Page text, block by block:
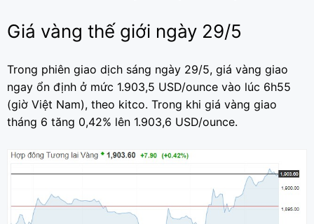
Giá vàng thế giới ngày 29/5
Trong phiên giao dịch sáng ngày 29/5, giá vàng giao
ngay ổn định ở mức 1.903,5 USD/ounce vào lúc 6h55
(giờ Việt Nam), theo kitco. Trong khi giá vàng giao
tháng 6 tăng 0,42% lên 1.903,6 USD/ounce.